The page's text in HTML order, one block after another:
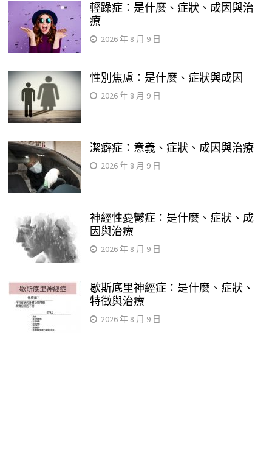
輕躁症：是什麼、症狀、成因與治
療
2026 年 8 月 9 日
性別焦慮：是什麼、症狀與成因
2026 年 8 月 9 日
潔癖症：意義、症狀、成因與治療
2026 年 8 月 9 日
神經性憂鬱症：是什麼、症狀、成
因與治療
2026 年 8 月 9 日
歇斯底里神經症：是什麼、症狀、
特徵與治療
2026 年 8 月 9 日